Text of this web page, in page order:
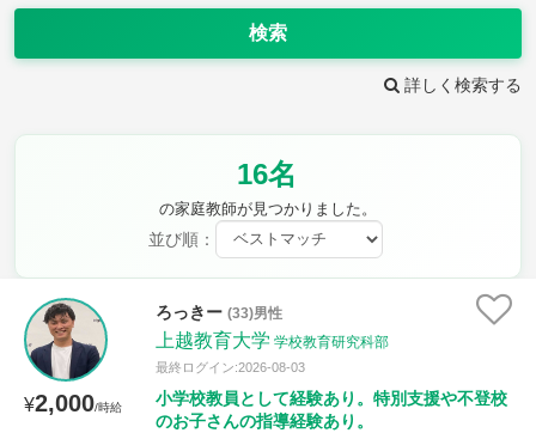
検索
詳しく検索する
16名
の家庭教師が見つかりました。
並び順：
¥2,000/時給
ろっきー (33)男性
上越教育大学 学校教育研究科部
最終ログイン:2026-08-03
小学校教員として経験あり。特別支援や不登校
のお子さんの指導経験あり。
音楽
時給：¥1,000 ～ ¥10,000
授業可能日
月曜日 火曜日 水曜日
土曜日 日曜日